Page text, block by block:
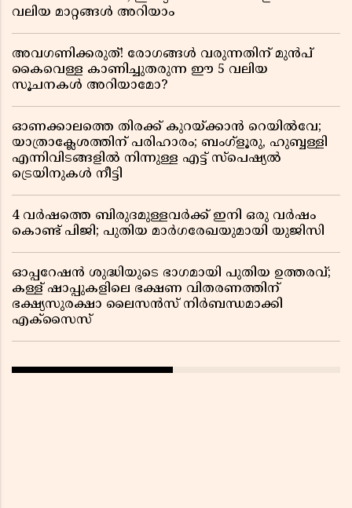
വലിയ മാറ്റങ്ങൾ അറിയാം
അവഗണിക്കരുത്! രോഗങ്ങൾ വരുന്നതിന് മുൻപ്
കൈവെള്ള കാണിച്ചുതരുന്ന ഈ 5 വലിയ
സൂചനകൾ അറിയാമോ?
ഓണക്കാലത്തെ തിരക്ക് കുറയ്ക്കാൻ റെയിൽവേ;
യാത്രാക്ലേശത്തിന് പരിഹാരം; ബംഗ്ളൂരു, ഹുബ്ബള്ളി
എന്നിവിടങ്ങളിൽ നിന്നുള്ള എട്ട് സ്പെഷ്യൽ
ട്രെയിനുകൾ നീട്ടി
4 വർഷത്തെ ബിരുദമുള്ളവർക്ക് ഇനി ഒരു വർഷം
കൊണ്ട് പിജി; പുതിയ മാർഗരേഖയുമായി യുജിസി
ഓപ്പറേഷൻ ശുദ്ധിയുടെ ഭാഗമായി പുതിയ ഉത്തരവ്;
കള്ള് ഷാപ്പുകളിലെ ഭക്ഷണ വിതരണത്തിന്
ഭക്ഷ്യസുരക്ഷാ ലൈസൻസ് നിർബന്ധമാക്കി
എക്സൈസ്